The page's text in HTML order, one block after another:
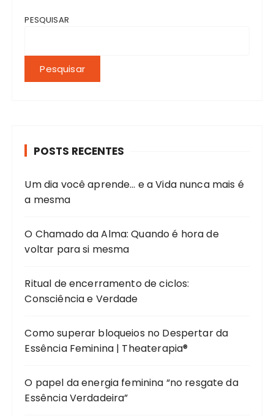
PESQUISAR
Pesquisar
POSTS RECENTES
Um dia você aprende… e a Vida nunca mais é
a mesma
O Chamado da Alma: Quando é hora de
voltar para si mesma
Ritual de encerramento de ciclos:
Consciência e Verdade
Como superar bloqueios no Despertar da
Essência Feminina | Theaterapia®
O papel da energia feminina “no resgate da
Essência Verdadeira”